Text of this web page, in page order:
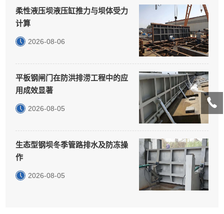
柔性液压坝液压缸推力与坝体受力
计算
2026-08-06
平板钢闸门在防洪排涝工程中的应
用成效显著
2026-08-05
生态型钢坝冬季管路排水及防冻操
作
2026-08-05